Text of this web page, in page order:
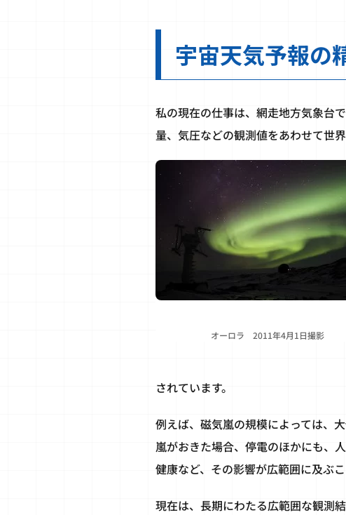
宇宙天気予報の
私の現在の仕事は、網走地方気象台
量、気圧などの観測値をあわせて世
オーロラ 2011年4月1日撮影
されています。
例えば、磁気嵐の規模によっては、
嵐がおきた場合、停電のほかにも、
健康など、その影響が広範囲に及ぶこ
現在は、長期にわたる広範囲な観測